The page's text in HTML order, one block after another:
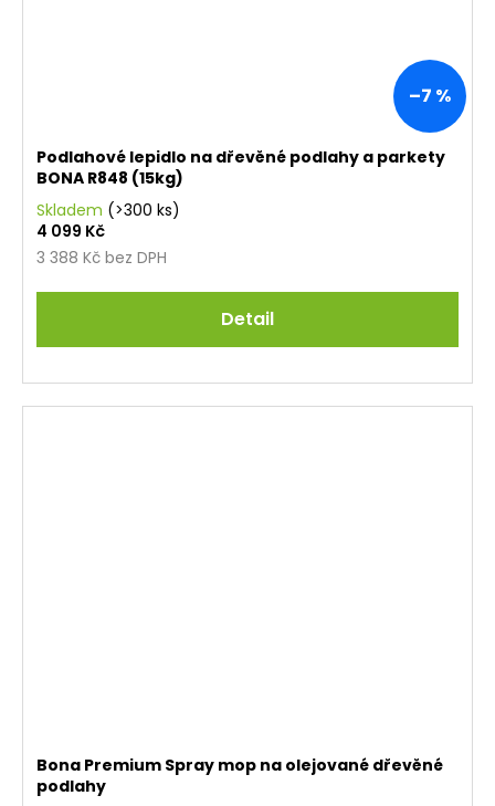
–7 %
Podlahové lepidlo na dřevěné podlahy a parkety
BONA R848 (15kg)
Skladem (>300 ks)
3 388 Kč bez DPH
4 099 Kč
Detail
Bona Premium Spray mop na olejované dřevěné
podlahy